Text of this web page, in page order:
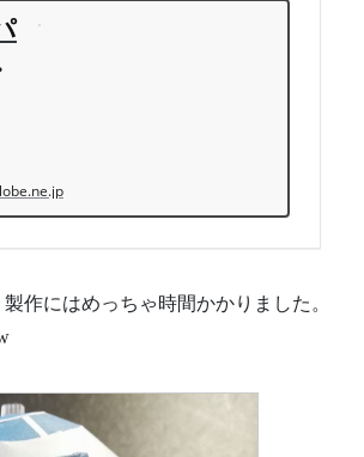
作にはめっちゃ時間かかりました。